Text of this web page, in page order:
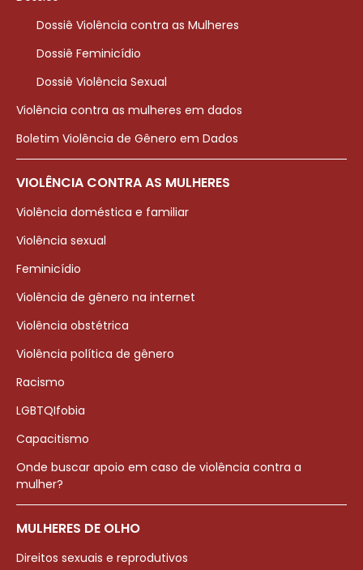
Dossiê Violência contra as Mulheres
Dossiê Feminicídio
Dossiê Violência Sexual
Violência contra as mulheres em dados
Boletim Violência de Gênero em Dados
VIOLÊNCIA CONTRA AS MULHERES
Violência doméstica e familiar
Violência sexual
Feminicídio
Violência de gênero na internet
Violência obstétrica
Violência política de gênero
Racismo
LGBTQIfobia
Capacitismo
Onde buscar apoio em caso de violência contra a
mulher?
MULHERES DE OLHO
Direitos sexuais e reprodutivos